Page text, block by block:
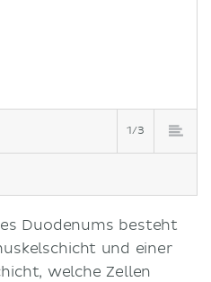
1/3
Duodenums besteht
und einer
welche Zellen